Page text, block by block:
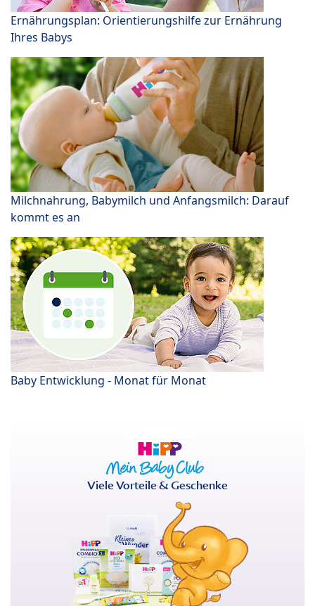
Ernährungsplan: Orientierungshilfe zur Ernährung
Ihres Babys
Milchnahrung, Babymilch und Anfangsmilch: Darauf
kommt es an
Baby Entwicklung - Monat für Monat
Viele Vorteile & Geschenke